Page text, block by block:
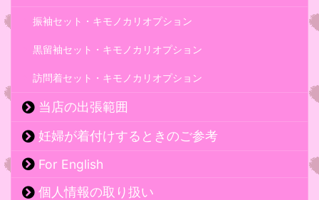
振袖セット・キモノカリオプション
黒留袖セット・キモノカリオプション
訪問着セット・キモノカリオプション
当店の出張範囲
妊婦が着付けするときのご参考
For English
個人情報の取り扱い